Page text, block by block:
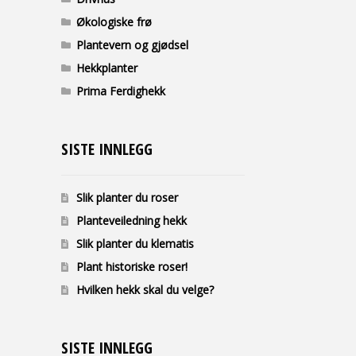
Økologiske frø
Plantevern og gjødsel
Hekkplanter
Prima Ferdighekk
SISTE INNLEGG
Slik planter du roser
Planteveiledning hekk
Slik planter du klematis
Plant historiske roser!
Hvilken hekk skal du velge?
SISTE INNLEGG